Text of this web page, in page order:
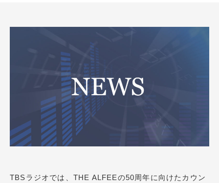
TBSラジオでは、THE ALFEEの50周年に向けたカウン